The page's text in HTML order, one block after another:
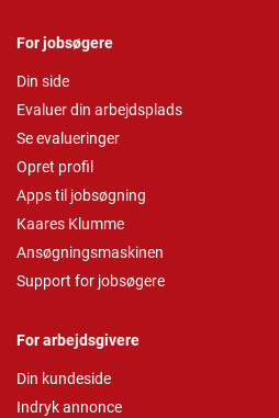
For jobsøgere
Din side
Evaluer din arbejdsplads
Se evalueringer
Opret profil
Apps til jobsøgning
Kaares Klumme
Ansøgningsmaskinen
Support for jobsøgere
For arbejdsgivere
Din kundeside
Indryk annonce